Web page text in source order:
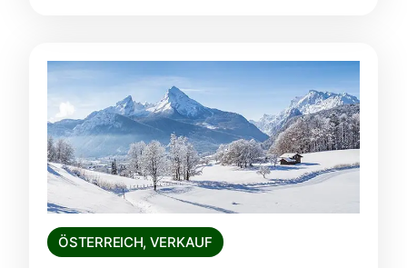
ÖSTERREICH, VERKAUF